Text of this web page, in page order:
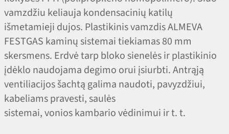
vamzdžiu keliauja kondensacinių katilų
išmetamieji dujos. Plastikinis vamzdis ALMEVA
FESTGAS kaminų sistemai tiekiamas 80 mm
skersmens. Erdvė tarp bloko sienelės ir plastikinio
įdėklo naudojama degimo orui įsiurbti. Antrąją
ventiliacijos šachtą galima naudoti, pavyzdžiui,
kabeliams pravesti, saulės
sistemai, vonios kambario vėdinimui ir t. t.